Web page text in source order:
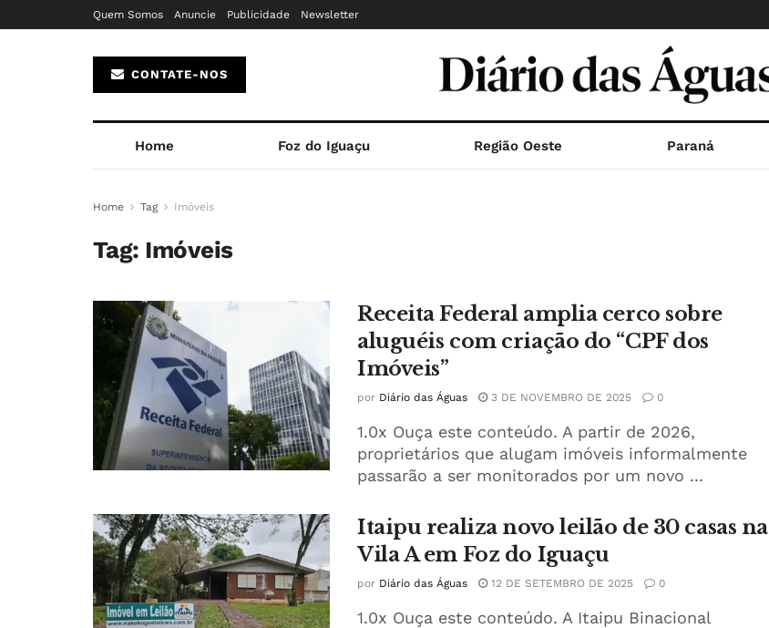
Quem Somos Anuncie Publicidade Newsletter
CONTATE-NOS
Home Foz do Iguaçu Região Oeste Paraná
Home Tag Imóveis
Tag: Imóveis
Receita Federal amplia cerco sobre
aluguéis com criação do “CPF dos
Imóveis”
por Diário das Águas 3 DE NOVEMBRO DE 2025 0
1.0x Ouça este conteúdo. A partir de 2026,
proprietários que alugam imóveis informalmente
passarão a ser monitorados por um novo ...
Itaipu realiza novo leilão de 30 casas na
Vila A em Foz do Iguaçu
por Diário das Águas 12 DE SETEMBRO DE 2025 0
1.0x Ouça este conteúdo. A Itaipu Binacional